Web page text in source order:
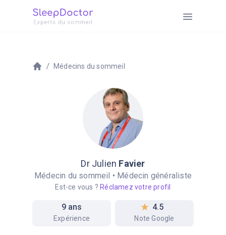
Médecins du sommeil
Dr Julien Favier
Médecin du sommeil • Médecin généraliste
Est-ce vous ? Réclamez votre profil
9 ans 4.5
Expérience Note Google